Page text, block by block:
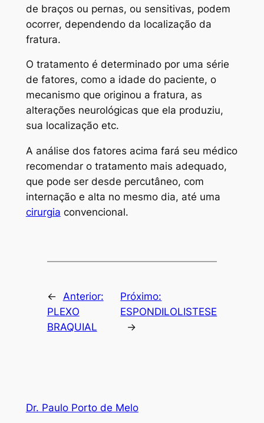
de braços ou pernas, ou sensitivas, podem
ocorrer, dependendo da localização da
fratura.
O tratamento é determinado por uma série
de fatores, como a idade do paciente, o
mecanismo que originou a fratura, as
alterações neurológicas que ela produziu,
sua localização etc.
A análise dos fatores acima fará seu médico
recomendar o tratamento mais adequado,
que pode ser desde percutâneo, com
internação e alta no mesmo dia, até uma
cirurgia convencional.
← Anterior:
PLEXO
BRAQUIAL
Próximo:
ESPONDILOLISTESE
→
Dr. Paulo Porto de Melo